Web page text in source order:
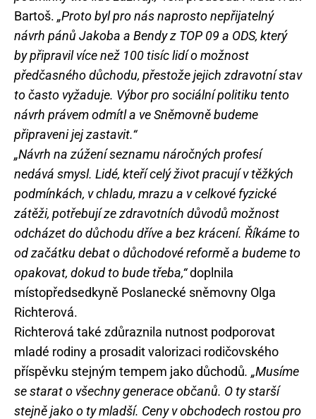
Bartoš. „Proto byl pro nás naprosto nepřijatelný
návrh pánů Jakoba a Bendy z TOP 09 a ODS, který
by připravil více než 100 tisíc lidí o možnost
předčasného důchodu, přestože jejich zdravotní stav
to často vyžaduje. Výbor pro sociální politiku tento
návrh právem odmítl a ve Sněmovně budeme
připraveni jej zastavit.“
„Návrh na zúžení seznamu náročných profesí
nedává smysl. Lidé, kteří celý život pracují v těžkých
podmínkách, v chladu, mrazu a v celkové fyzické
zátěži, potřebují ze zdravotních důvodů možnost
odcházet do důchodu dříve a bez krácení. Říkáme to
od začátku debat o důchodové reformě a budeme to
opakovat, dokud to bude třeba,“doplnila
místopředsedkyně Poslanecké sněmovny Olga
Richterová.
Richterová také zdůraznila nutnost podporovat
mladé rodiny a prosadit valorizaci rodičovského
příspěvku stejným tempem jako důchodů. „Musíme
se starat o všechny generace občanů. O ty starší
stejně jako o ty mladší. Ceny v obchodech rostou pro